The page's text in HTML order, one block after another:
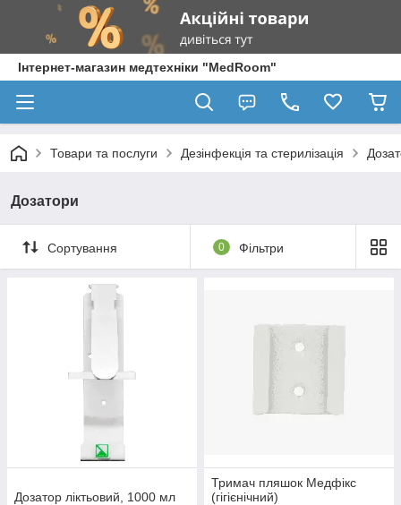
Інтернет-магазин медтехніки "MedRoom"
Товари та послуги Дезінфекція та стерилізація
Дозатори
Сортування 0 Фільтри
Дозатор ліктьовий, 1000 мл
Тримач пляшок Медфікс
(гігієнічний)